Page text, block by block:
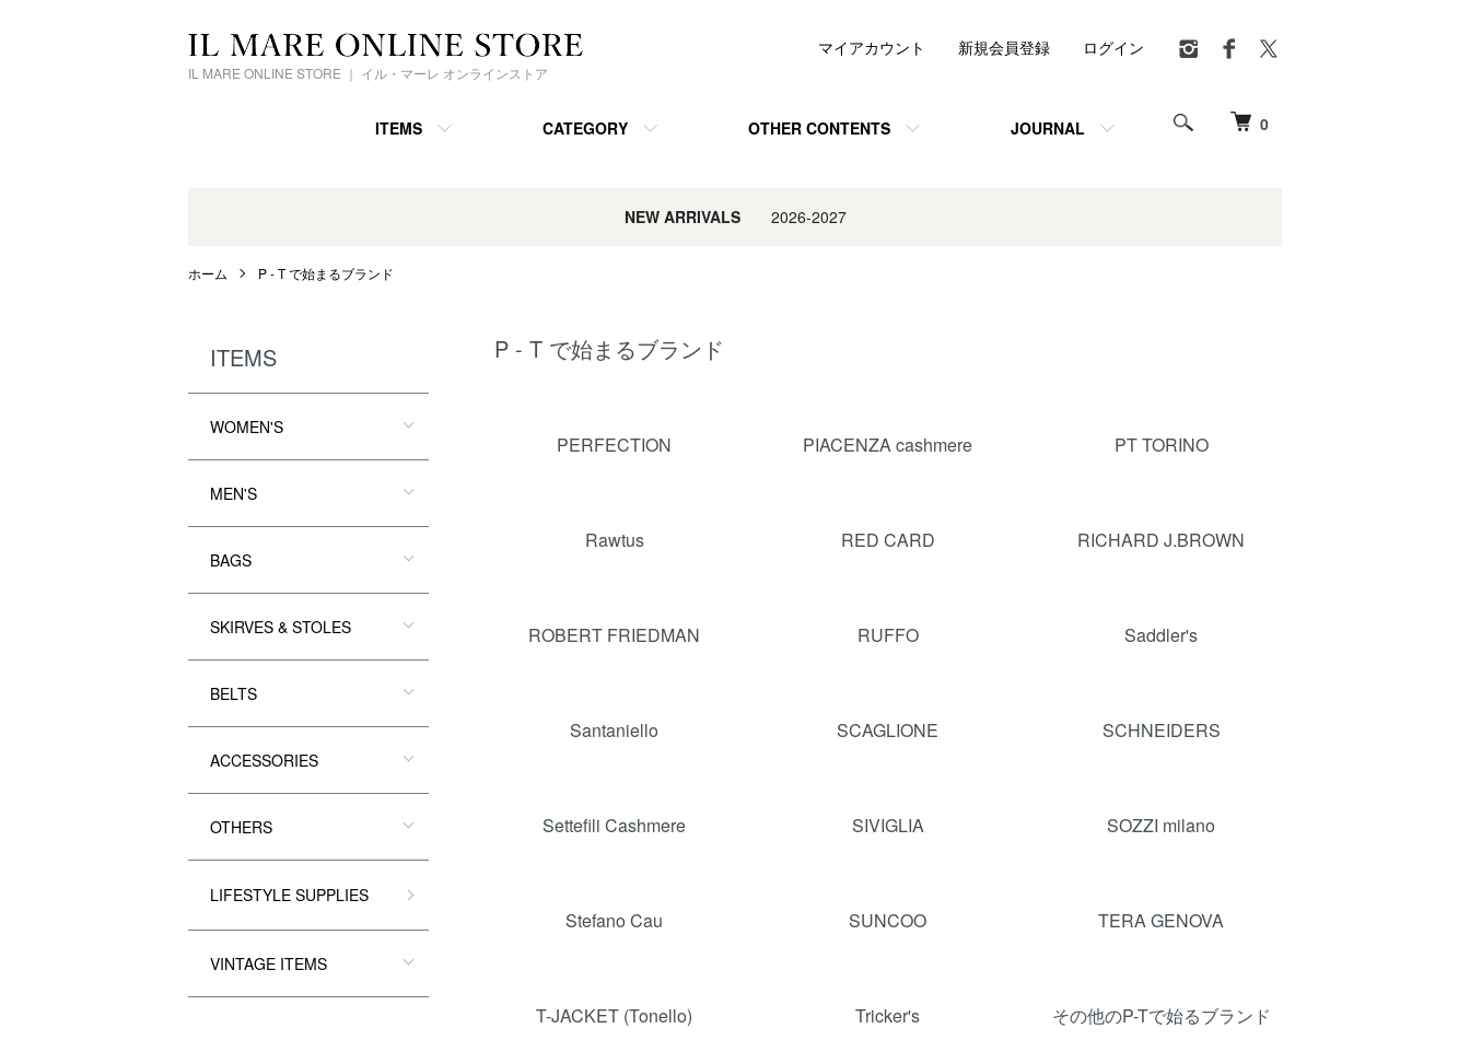
IL MARE ONLINE STORE ｜ イル・マーレ オンラインストア
0
ITEMS CATEGORY OTHER CONTENTS JOURNAL
マイアカウント 新規会員登録 ログイン
NEW ARRIVALS2026-2027
ホーム P - T で始まるブランド
P - T で始まるブランド
PERFECTION
PIACENZA cashmere PT TORINO
Rawtus RED CARD RICHARD J.BROWN
ROBERT FRIEDMAN RUFFO Saddler's
Santaniello SCAGLIONE SCHNEIDERS
Settefili Cashmere SIVIGLIA SOZZI milano
Stefano Cau SUNCOO TERA GENOVA
T-JACKET (Tonello) Tricker's その他のP-Tで始るブランド
ITEMS
WOMEN'S
MEN'S
BAGS
SKIRVES & STOLES
BELTS
ACCESSORIES
OTHERS
LIFESTYLE SUPPLIES
VINTAGE ITEMS